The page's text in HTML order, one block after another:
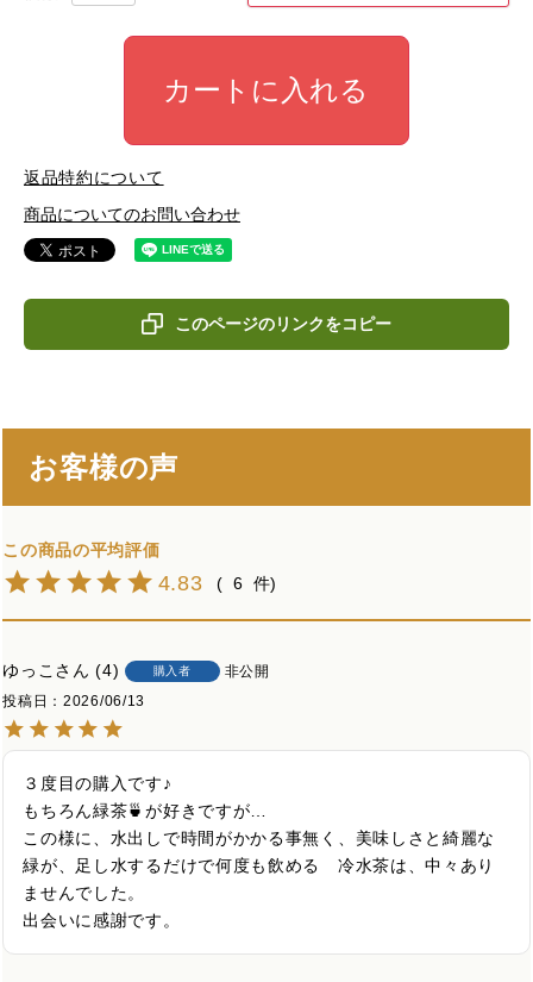
カートに入れる
返品特約について
商品についてのお問い合わせ
このページのリンクをコピー
お客様の声
4.83 6
ゆっこ 4 購入者
非公開
投稿日
2026/06/13
３度目の購入です♪
もちろん緑茶🍵が好きですが…
この様に、水出しで時間がかかる事無く、美味しさと綺麗な
緑が、足し水するだけで何度も飲める　冷水茶は、中々あり
ませんでした。
出会いに感謝です。